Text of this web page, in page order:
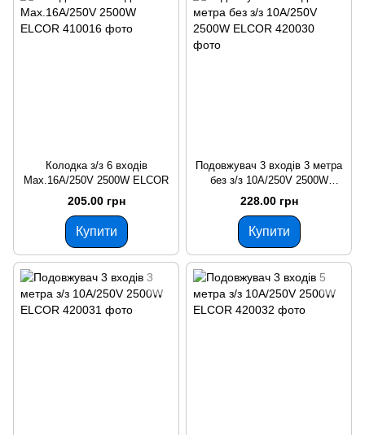
Колодка з/з 6 входів
Max.16А/250V 2500W ELCOR
205.00 грн
Купити
Подовжувач 3 входів 3 метра
без з/з 10А/250V 2500W
ELCOR
228.00 грн
Купити